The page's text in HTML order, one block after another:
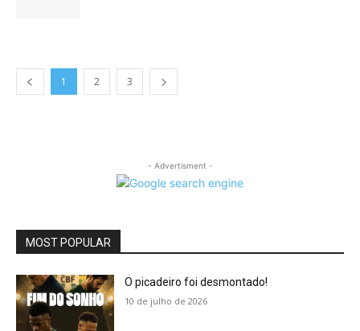
1 2 3
- Advertisment -
MOST POPULAR
O picadeiro foi desmontado!
10 de julho de 2026